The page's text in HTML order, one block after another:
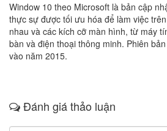
Window 10 theo Microsoft là bản cập
thực sự được tối ưu hóa để làm việc
nhau và các kích cỡ màn hình, từ máy
bàn và điện thoại thông minh. Phiên
vào năm 2015.
Đánh giá thảo luận